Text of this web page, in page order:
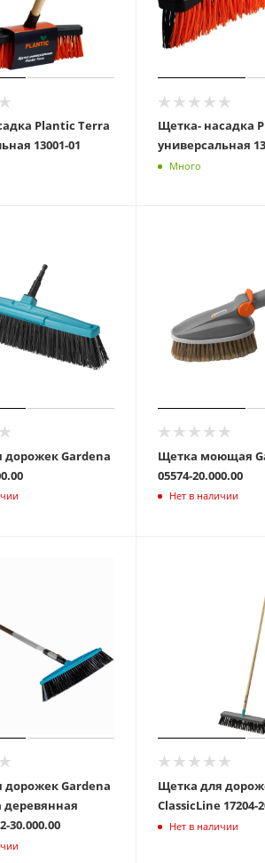
Plantic Terra
универсальная 13001-01
Щетка- насадка
Много
дорожек Gardena
Щетка моющая
05574-20.000.00
Нет в наличии
дорожек Gardena
деревянная
30.000.00
Щетка для
ClassicLine
Нет в наличии